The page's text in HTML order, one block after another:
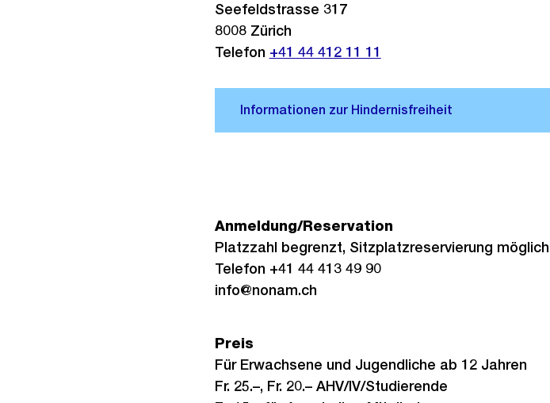
Seefeldstrasse 317
8008 Zürich
Telefon +41 44 412 11 11
Anmeldung/Reservation
Platzzahl begrenzt, Sitzplatzreservierung
Telefon +41 44 413 49 90
info@nonam.ch
Preis
Für Erwachsene und Jugendliche ab 12 Jahren
Fr. 25.–, Fr. 20.– AHV/IV/Studierende